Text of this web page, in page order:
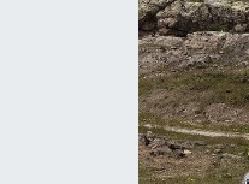
Tokat Haber